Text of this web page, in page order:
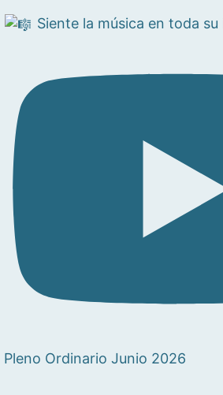
Siente la música en toda
Pleno Ordinario Junio 2026